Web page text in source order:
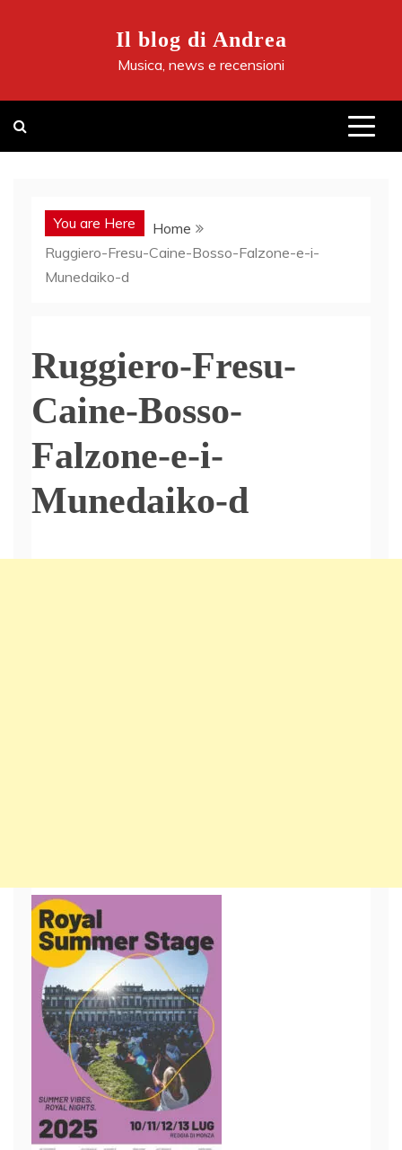
Il blog di Andrea
Musica, news e recensioni
You are Here
Home
Ruggiero-Fresu-Caine-Bosso-Falzone-e-i-
Munedaiko-d
Ruggiero-Fresu-
Caine-Bosso-
Falzone-e-i-
Munedaiko-d